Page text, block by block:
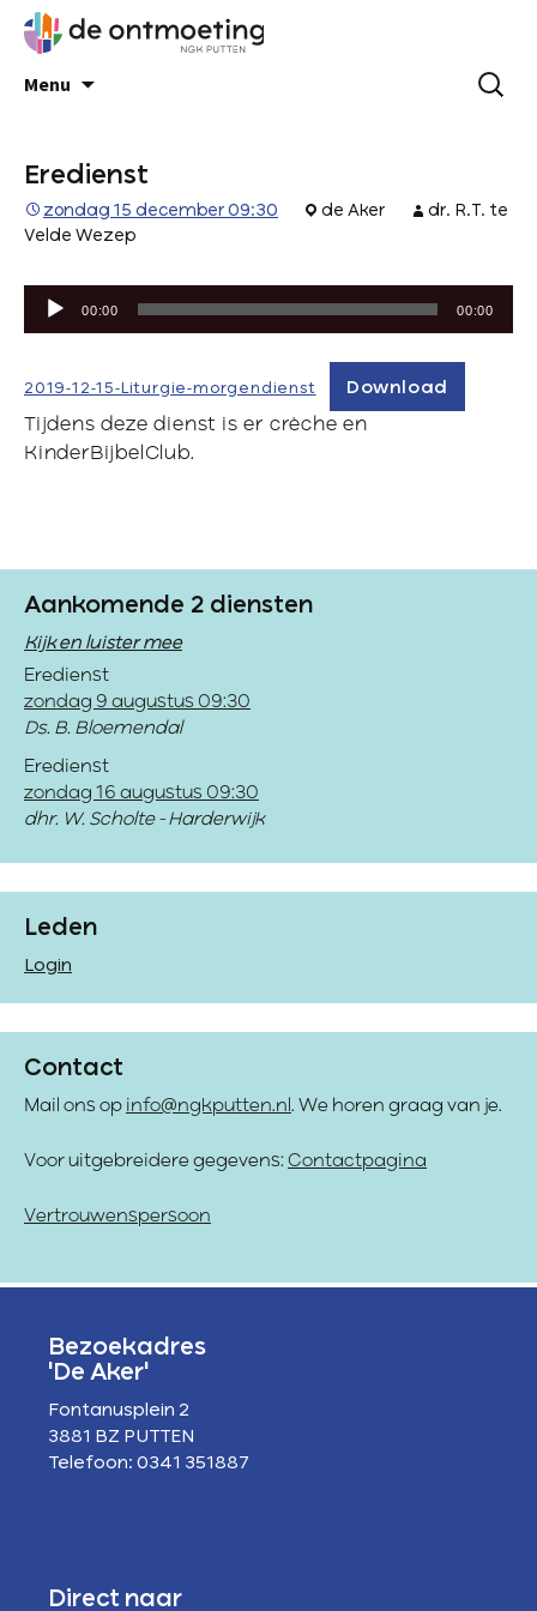
Menu
Eredienst
zondag 15 december 09:30 de Aker
dr. R.T. te
Velde Wezep
Audiospeler
00:00 00:00
2019-12-15-Liturgie-morgendienst
Download
Tijdens deze dienst is er crèche en
KinderBijbelClub.
Aankomende 2 diensten
Kijk en luister mee
Eredienst
zondag 9 augustus 09:30
Ds. B. Bloemendal
Eredienst
zondag 16 augustus 09:30
dhr. W. Scholte - Harderwijk
Leden
Login
Contact
Mail ons op info@ngkputten.nl . We horen graag van je.
Voor uitgebreidere gegevens: Contactpagina
Vertrouwenspersoon
Bezoekadres
'De Aker'
Fontanusplein 2
3881 BZ PUTTEN
Telefoon: 0341 351887
Direct naar